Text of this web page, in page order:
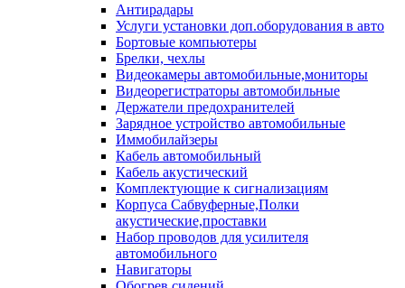
Антирадары
Услуги установки доп.оборудования в авто
Бортовые компьютеры
Брелки, чехлы
Видеокамеры автомобильные,мониторы
Видеорегистраторы автомобильные
Держатели предохранителей
Зарядное устройство автомобильные
Иммобилайзеры
Кабель автомобильный
Кабель акустический
Комплектующие к сигнализациям
Корпуса Сабвуферные,Полки
акустические,проставки
Набор проводов для усилителя
автомобильного
Навигаторы